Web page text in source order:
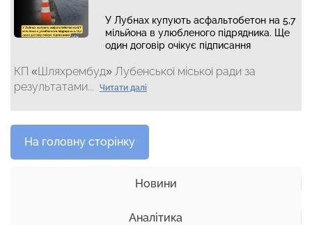
У Лубнах купують асфальтобетон на 5,7
мільйона в улюбленого підрядника. Ще
один договір очікує підписання
КП «Шляхрембуд» Лубенської міської ради за
результатами...
Читати далі
На головну сторінку
Новини
Аналітика